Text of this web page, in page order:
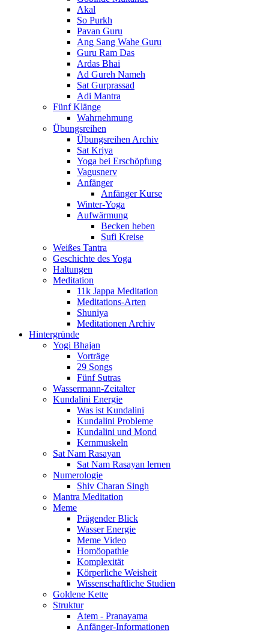
Akal
So Purkh
Pavan Guru
Ang Sang Wahe Guru
Guru Ram Das
Ardas Bhai
Ad Gureh Nameh
Sat Gurprassad
Adi Mantra
Fünf Klänge
Wahrnehmung
Übungsreihen
Übungsreihen Archiv
Sat Kriya
Yoga bei Erschöpfung
Vagusnerv
Anfänger
Anfänger Kurse
Winter-Yoga
Aufwärmung
Becken heben
Sufi Kreise
Weißes Tantra
Geschichte des Yoga
Haltungen
Meditation
11k Jappa Meditation
Meditations-Arten
Shuniya
Meditationen Archiv
Hintergründe
Yogi Bhajan
Vorträge
29 Songs
Fünf Sutras
Wassermann-Zeitalter
Kundalini Energie
Was ist Kundalini
Kundalini Probleme
Kundalini und Mond
Kernmuskeln
Sat Nam Rasayan
Sat Nam Rasayan lernen
Numerologie
Shiv Charan Singh
Mantra Meditation
Meme
Prägender Blick
Wasser Energie
Meme Video
Homöopathie
Komplexität
Körperliche Weisheit
Wissenschaftliche Studien
Goldene Kette
Struktur
Atem - Pranayama
Anfänger-Informationen